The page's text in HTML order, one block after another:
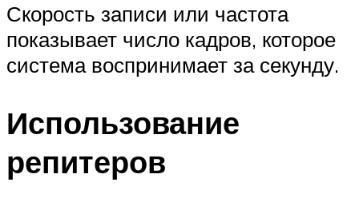
Скорость записи или частота
показывает число кадров, которое
система воспринимает за секунду.
Использование
репитеров